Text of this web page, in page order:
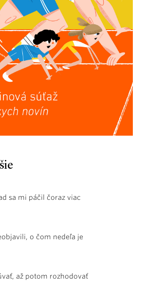
sa mi páčil čoraz viac
o čom nedeľa je
až potom rozhodovať